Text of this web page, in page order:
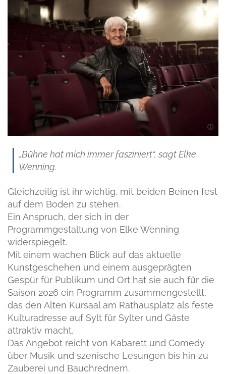
„Bühne hat mich immer fasziniert“, sagt Elke
Wenning.
Gleichzeitig ist ihr wichtig, mit beiden Beinen fest
auf dem Boden zu stehen.
Ein Anspruch, der sich in der
Programmgestaltung von Elke Wenning
widerspiegelt.
Mit einem wachen Blick auf das aktuelle
Kunstgeschehen und einem ausgeprägten
Gespür für Publikum und Ort hat sie auch für die
Saison 2026 ein Programm zusammengestellt,
das den Alten Kursaal am Rathausplatz als feste
Kulturadresse auf Sylt für Sylter und Gäste
attraktiv macht.
Das Angebot reicht von Kabarett und Comedy
über Musik und szenische Lesungen bis hin zu
Zauberei und Bauchrednern.